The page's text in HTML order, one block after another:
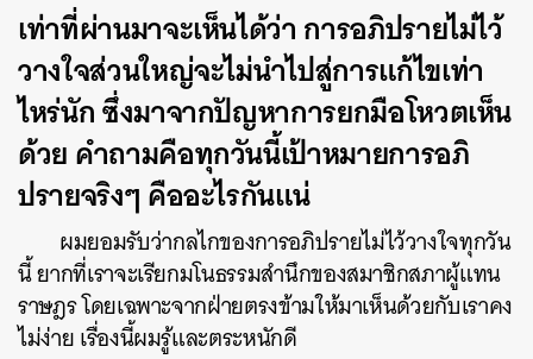
เท่าที่ผ่านมาจะเห็นได้ว่า การอภิปรายไม่ไว้
วางใจส่วนใหญ่จะไม่นำไปสู่การแก้ไขเท่า
ไหร่นัก ซึ่งมาจากปัญหาการยกมือโหวตเห็น
ด้วย คำถามคือทุกวันนี้เป้าหมายการอภิ
ปรายจริงๆ คืออะไรกันแน่
ผมยอมรับว่ากลไกของการอภิปรายไม่ไว้วางใจทุกวัน
นี้ ยากที่เราจะเรียกมโนธรรมสำนึกของสมาชิกสภาผู้แทน
ราษฎร โดยเฉพาะจากฝ่ายตรงข้ามให้มาเห็นด้วยกับเราคง
ไม่ง่าย เรื่องนี้ผมรู้และตระหนักดี